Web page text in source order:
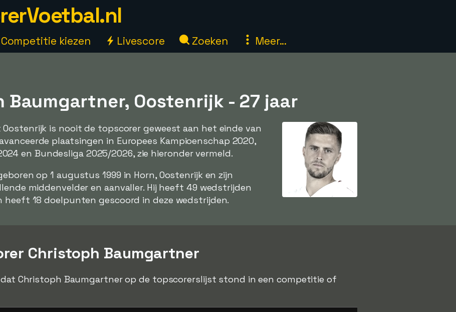
kiezen Livescore Zoeken Meer...
Baumgartner, Oostenrijk - 27 jaar
is nooit de topscorer geweest aan het einde van
plaatsingen in Europees Kampioenschap 2020,
en Bundesliga 2025/2026, zie hieronder vermeld.
op 1 augustus 1999 in Horn, Oostenrijk en zijn
middenvelder en aanvaller. Hij heeft 49 wedstrijden
heeft 18 doelpunten gescoord in deze wedstrijden.
Christoph Baumgartner
dat Christoph Baumgartner op de topscorerslijst stond in een competitie of